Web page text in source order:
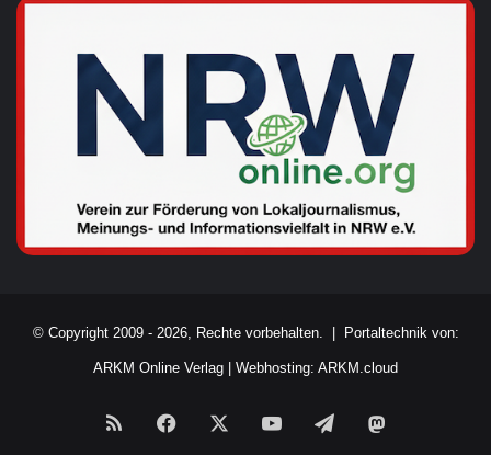
© Copyright 2009 - 2026, Rechte vorbehalten. | Portaltechnik von:
ARKM Online Verlag Webhosting: ARKM.cloud
RSS Facebook YouTubeTelegram